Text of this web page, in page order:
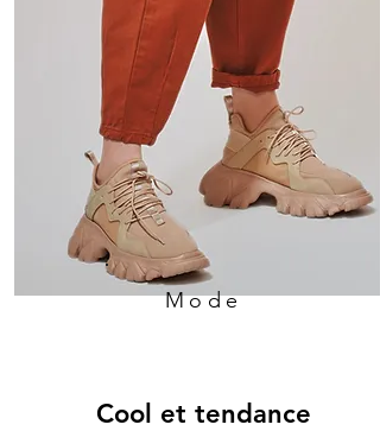
Mode
Cool et tendance